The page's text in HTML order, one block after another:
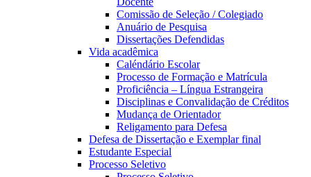
Comissão de Seleção / Colegiado
Anuário de Pesquisa
Dissertações Defendidas
Vida acadêmica
Caléndário Escolar
Processo de Formação e Matrícula
Proficiência – Língua Estrangeira
Disciplinas e Convalidação de Créditos
Mudança de Orientador
Religamento para Defesa
Defesa de Dissertação e Exemplar final
Estudante Especial
Processo Seletivo